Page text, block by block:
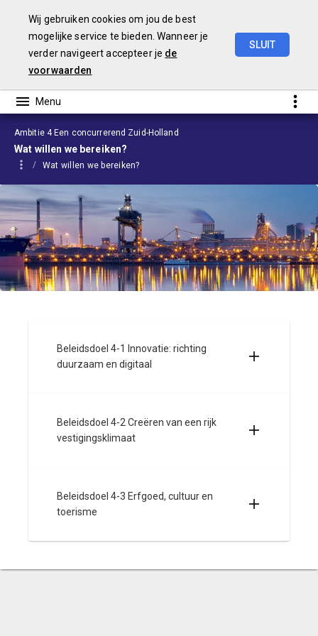
Wij gebruiken cookies om jou de best
mogelijke service te bieden. Wanneer je
verder navigeert accepteer je de
voorwaarden
SLUIT
Ambitie 4 Een concurrerend Zuid-Holland
Wat willen we bereiken?
Wat willen we bereiken?
Beleidsdoel 4-1 Innovatie: richting
duurzaam en digitaal
Beleidsdoel 4-2 Creëren van een rijk
vestigingsklimaat
Beleidsdoel 4-3 Erfgoed, cultuur en
toerisme